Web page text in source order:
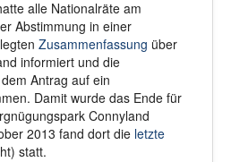
alle Nationalräte am
Abstimmung in einer
Zusammenfassung über
informiert und die
Antrag auf ein
Damit wurde das Ende für
Connyland
2013 fand dort die letzte
statt.